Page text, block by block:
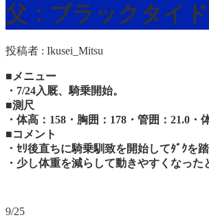
父：ブラックタイド
投稿者 : Ikusei_Mitsu
■メニュー
・7/24入厩、騎乗開始。
■測尺
・体高：158・胸囲：178・管囲：21.0・
■コメント
・ｾﾘ後直ちに騎乗馴致を開始してﾀﾞｸを
・少し体重を減らして動きやすくなった
9/25